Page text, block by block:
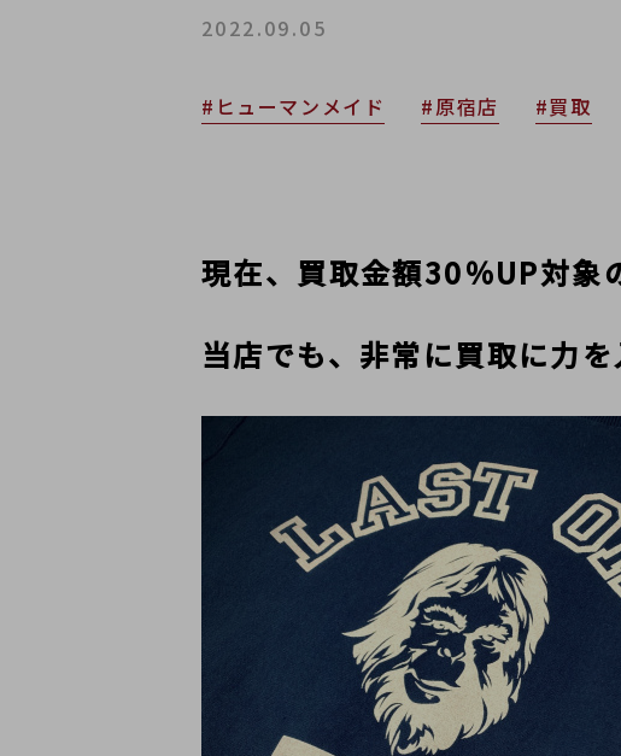
2022.09.05
#ヒューマンメイド #原宿店 #買取
現在、買取金額30％UP対象